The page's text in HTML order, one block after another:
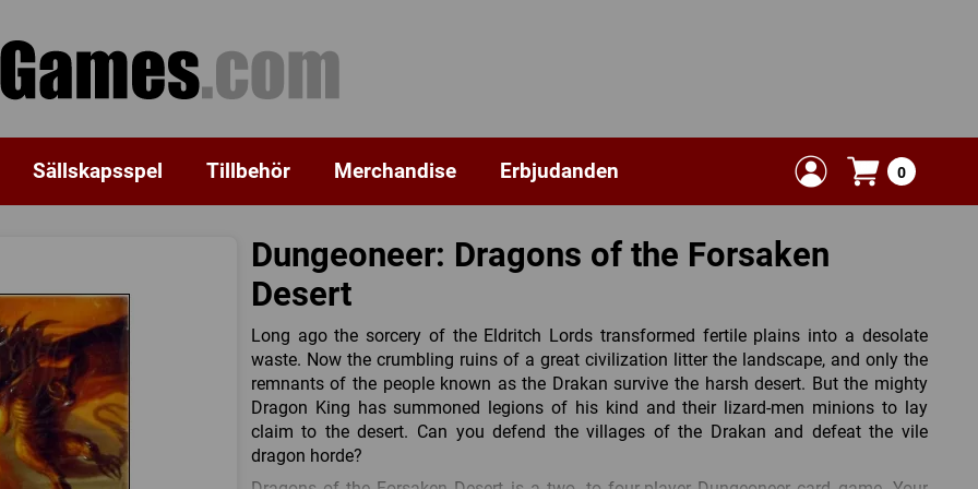
Sällskapsspel Tillbehör Merchandise Erbjudanden 0
Dungeoneer: Dragons of the Forsaken
Desert
Long ago the sorcery of the Eldritch Lords transformed fertile plains into a desolate
waste. Now the crumbling ruins of a great civilization litter the landscape, and only the
remnants of the people known as the Drakan survive the harsh desert. But the mighty
Dragon King has summoned legions of his kind and their lizard-men minions to lay
claim to the desert. Can you defend the villages of the Drakan and defeat the vile
dragon horde?